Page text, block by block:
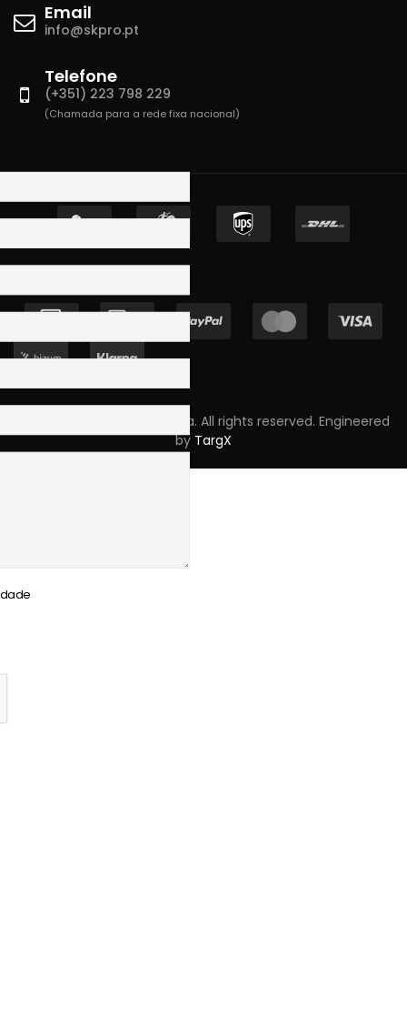
Email
info@skpro.pt
Telefone
(+351) 223 798 229
(Chamada para a rede fixa nacional)
Copyright © 2023 Skpro, Lda. All rights reserved. Engineered
by TargX